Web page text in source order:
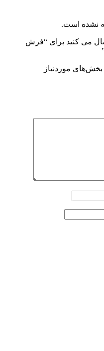
نشده است.
می کنید برای “فرش
بخش‌های موردنیاز